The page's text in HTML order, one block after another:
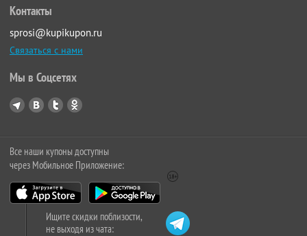
Контакты
sprosi@kupikupon.ru
Связаться с нами
Мы в Соцсетях
Все наши купоны доступны
через Мобильное Приложение:
Ищите скидки поблизости,
не выходя из чата: